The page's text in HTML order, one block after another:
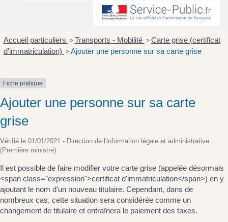
Accueil particuliers > Transports - Mobilité > Carte grise (certificat
d'immatriculation) > Ajouter une personne sur sa carte grise
Fiche pratique
Ajouter une personne sur sa carte
grise
Vérifié le 01/01/2021 - Direction de l'information légale et administrative
(Première ministre)
Il est possible de faire modifier votre carte grise (appelée désormais
<span class="expression">certificat d'immatriculation</span>) en y
ajoutant le nom d'un nouveau titulaire. Cependant, dans de
nombreux cas, cette situation sera considérée comme un
changement de titulaire et entraînera le paiement des taxes.